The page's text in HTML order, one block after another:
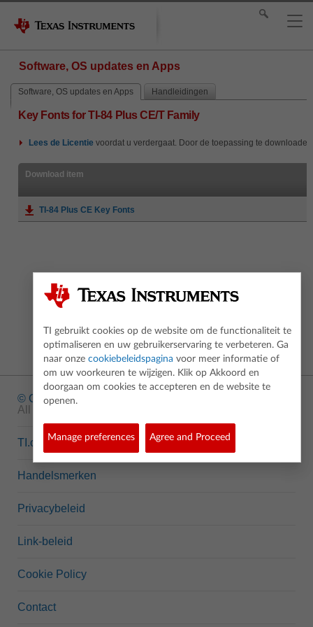
Software, OS updates en Apps
Software, OS updates en Apps Handleidingen
Key Fonts for TI-84 Plus CE/T Family
Lees de Licentie voordat u verdergaat. Door de toepassing te
Download item
TI-84 Plus CE Key Fonts
© Copyright
All rights reserved.
TI.com
Handelsmerken
Privacybeleid
Link-beleid
Cookie Policy
Contact
TI gebruikt cookies op de website om de functionaliteit te
optimaliseren en uw gebruikerservaring te verbeteren. Ga
naar onze cookiebeleidspagina voor meer informatie of
om uw voorkeuren te wijzigen. Klik op Akkoord en
doorgaan om cookies te accepteren en de website te
openen.
Manage preferences Agree and Proceed